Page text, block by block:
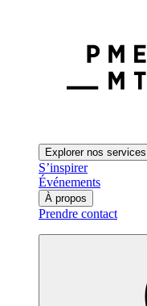
Explorer nos services
S’inspirer
Événements
À propos
Prendre contact